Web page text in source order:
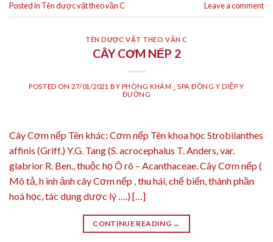
Posted in Tên dược vật theo vần C Leave a comment
TÊN DƯỢC VẬT THEO VẦN C
CÂY CƠM NẾP 2
POSTED ON 27/01/2021 BY PHÒNG KHÁM _ SPA ĐÔNG Y DIỆP Y
ĐƯỜNG
Cây Cơm nếp Tên khác: Cơm nếp Tên khoa học Strobilanthes
affinis (Griff.) Y.G. Tang (S. acrocephalus T. Anders, var.
glabrior R. Ben., thuộc họ Ô rô – Acanthaceae. Cây Cơm nếp (
Mô tả, h ình ảnh cây Cơm nếp , thu hái, chế biến, thành phần
hoá học, tác dụng dược lý ….) […]
CONTINUE READING →